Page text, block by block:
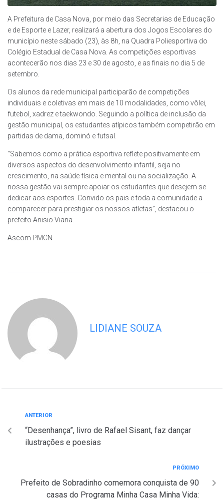
A Prefeitura de Casa Nova, por meio das Secretarias de Educação
e de Esporte e Lazer, realizará a abertura dos Jogos Escolares do
município neste sábado (23), às 8h, na Quadra Poliesportiva do
Colégio Estadual de Casa Nova. As competições esportivas
acontecerão nos dias 23 e 30 de agosto, e as finais no dia 5 de
setembro.
Os alunos da rede municipal participarão de competições
individuais e coletivas em mais de 10 modalidades, como vôlei,
futebol, xadrez e taekwondo. Seguindo a política de inclusão da
gestão municipal, os estudantes atípicos também competirão em
partidas de dama, dominó e futsal.
“Sabemos como a prática esportiva reflete positivamente em
diversos aspectos do desenvolvimento infantil, seja no
crescimento, na saúde física e mental ou na socialização. A
nossa gestão vai sempre apoiar os estudantes que desejem se
dedicar aos esportes. Convido os pais e toda a comunidade a
comparecer para prestigiar os nossos atletas”, destacou o
prefeito Anisio Viana.
Ascom PMCN
LIDIANE SOUZA
ANTERIOR
“Desenhança”, livro de Rafael Sisant, faz dançar
ilustrações e poesias
PRÓXIMO
Prefeito de Sobradinho comemora conquista de 90
casas do Programa Minha Casa Minha Vida: